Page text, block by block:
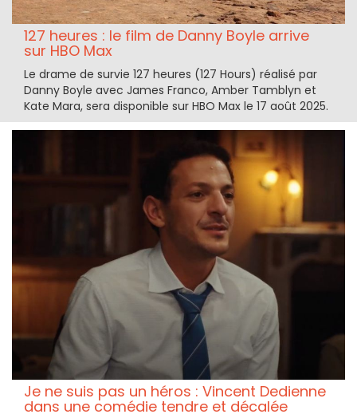
127 heures : le film de Danny Boyle arrive
sur HBO Max
Le drame de survie 127 heures (127 Hours) réalisé par
Danny Boyle avec James Franco, Amber Tamblyn et
Kate Mara, sera disponible sur HBO Max le 17 août 2025.
Je ne suis pas un héros : Vincent Dedienne
dans une comédie tendre et décalée